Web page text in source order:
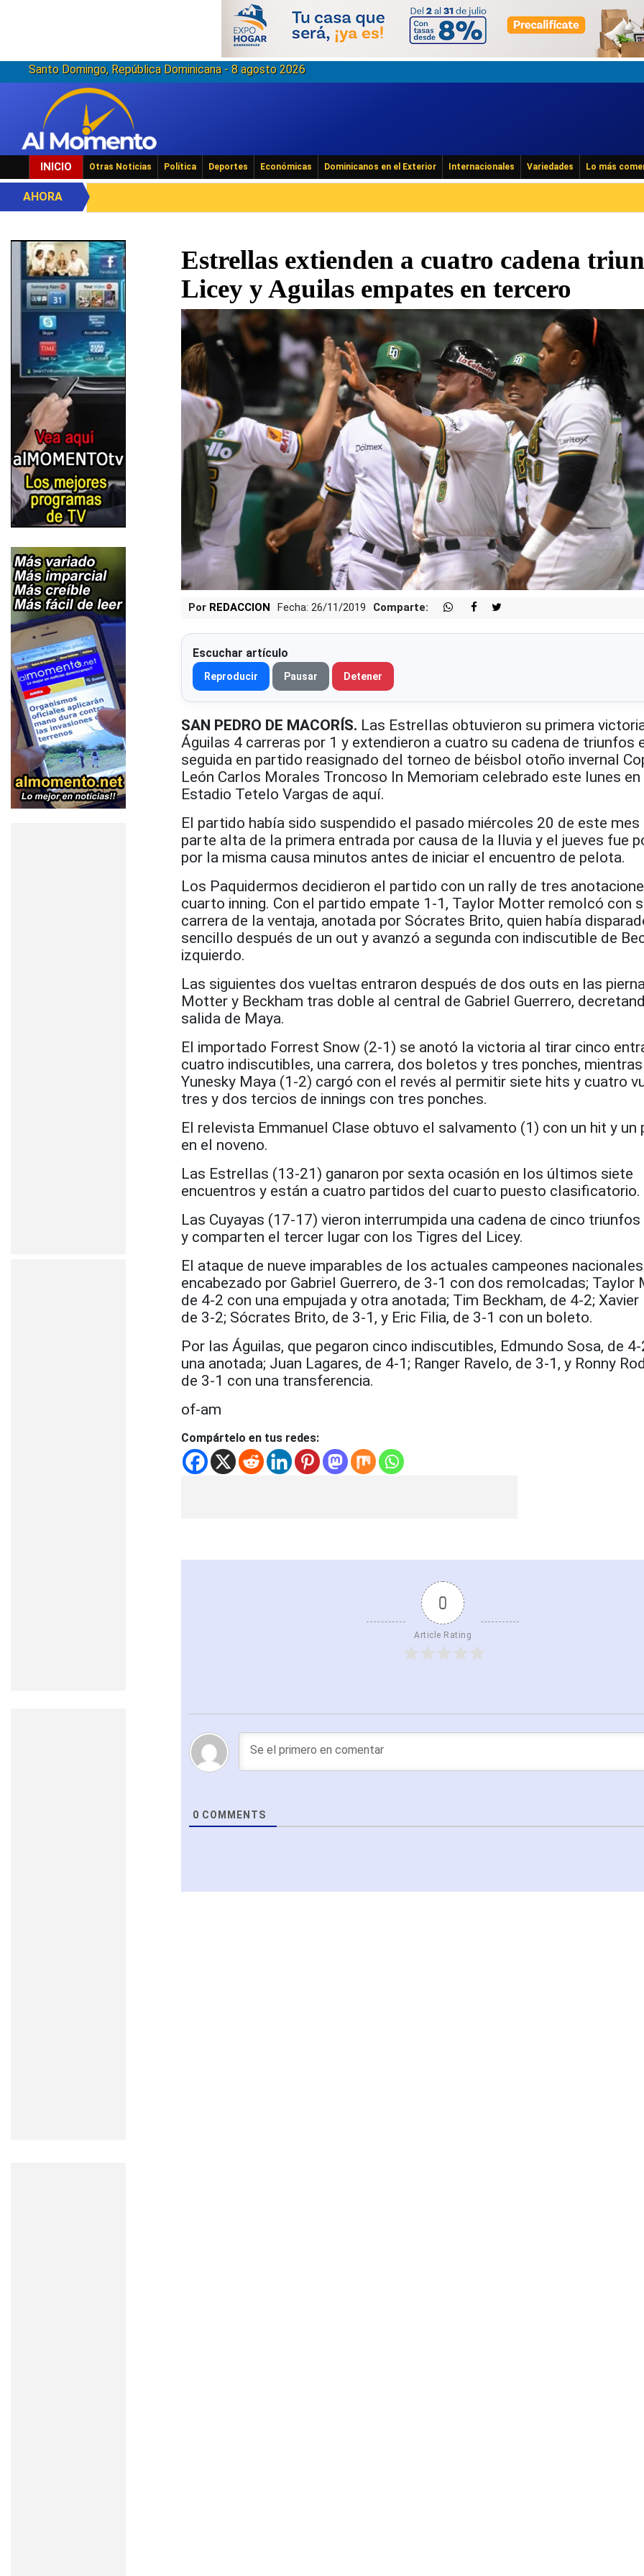
Santo Domingo, República Dominicana - 8 agosto 2026
INICIO Otras Noticias Política Deportes Económicas Dominicanos en el Exterior Internacionales Variedades Lo más
AHORA
Estrellas extienden a cuatro cadena
Licey y Aguilas empates en tercero
Por REDACCION Fecha: 26/11/2019 Comparte:
Escuchar artículo
Reproducir Pausar Detener
SAN PEDRO DE MACORÍS. Las Estrellas obtuvieron su primera
Águilas 4 carreras por 1 y extendieron a cuatro su cadena de triunfos
seguida en partido reasignado del torneo de béisbol otoño invernal
León Carlos Morales Troncoso In Memoriam celebrado este lunes en
Estadio Tetelo Vargas de aquí.
El partido había sido suspendido el pasado miércoles 20 de este mes
parte alta de la primera entrada por causa de la lluvia y el jueves fue
por la misma causa minutos antes de iniciar el encuentro de pelota.
Los Paquidermos decidieron el partido con un rally de tres
cuarto inning. Con el partido empate 1-1, Taylor Motter remolcó con
carrera de la ventaja, anotada por Sócrates Brito, quien había
sencillo después de un out y avanzó a segunda con indiscutible de
izquierdo.
Las siguientes dos vueltas entraron después de dos outs en las
Motter y Beckham tras doble al central de Gabriel Guerrero,
salida de Maya.
El importado Forrest Snow (2-1) se anotó la victoria al tirar cinco
cuatro indiscutibles, una carrera, dos boletos y tres ponches,
Yunesky Maya (1-2) cargó con el revés al permitir siete hits y cuatro
tres y dos tercios de innings con tres ponches.
El relevista Emmanuel Clase obtuvo el salvamento (1) con un hit y un
en el noveno.
Las Estrellas (13-21) ganaron por sexta ocasión en los últimos siete
encuentros y están a cuatro partidos del cuarto puesto clasificatorio.
Las Cuyayas (17-17) vieron interrumpida una cadena de cinco
y comparten el tercer lugar con los Tigres del Licey.
El ataque de nueve imparables de los actuales campeones
encabezado por Gabriel Guerrero, de 3-1 con dos remolcadas; Taylor
de 4-2 con una empujada y otra anotada; Tim Beckham, de 4-2;
de 3-2; Sócrates Brito, de 3-1, y Eric Filia, de 3-1 con un boleto.
Por las Águilas, que pegaron cinco indiscutibles, Edmundo Sosa, de
una anotada; Juan Lagares, de 4-1; Ranger Ravelo, de 3-1, y Ronny
de 3-1 con una transferencia.
of-am
Compártelo en tus redes:
0
Article Rating
0 COMMENTS